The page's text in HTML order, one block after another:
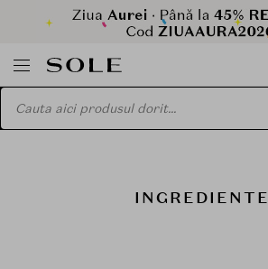
INGREDIENTE